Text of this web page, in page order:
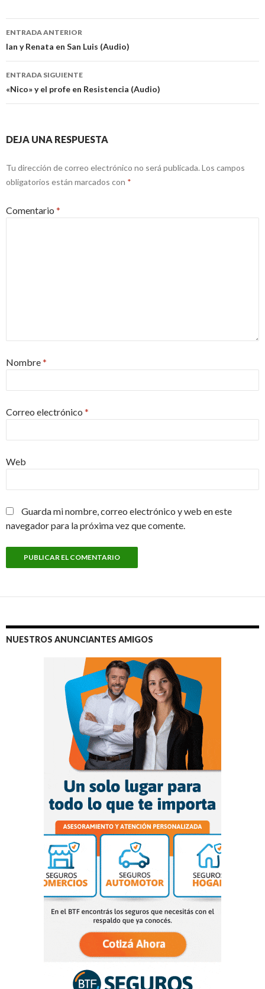
Navegación
de
entradas
ENTRADA ANTERIOR
Ian y Renata en San Luis (Audio)
ENTRADA SIGUIENTE
«Nico» y el profe en Resistencia (Audio)
DEJA UNA RESPUESTA
Tu dirección de correo electrónico no será publicada. Los campos
obligatorios están marcados con *
Comentario *
Nombre*
Correo electrónico *
Web
Guarda mi nombre, correo electrónico y web en este
navegador para la próxima vez que comente.
NUESTROS ANUNCIANTES AMIGOS